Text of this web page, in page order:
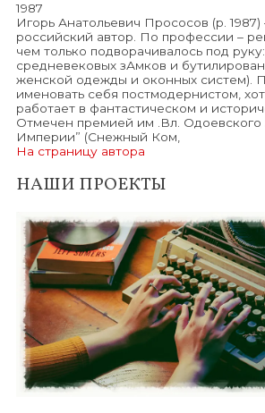
1987
Игорь Анатольевич Прососов (р.
российский автор. По профессии –
чем только подворачивалось под
средневековых зАмков и
женской одежды и оконных систем).
именовать себя постмодернистом,
работает в фантастическом и
Отмечен премией им .Вл. Одоевского
Империи” (Снежный Ком,
На страницу автора
НАШИ ПРОЕКТЫ